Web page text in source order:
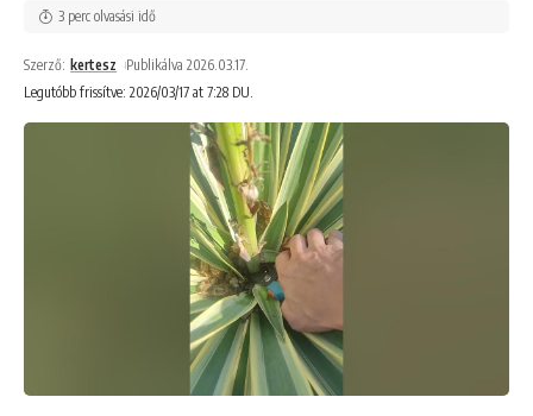
Legutóbb frissítve: 2026/03/17 at 7:28 DU.
Szerző: kertesz Publikálva 2026.03.17.
3 perc olvasási idő